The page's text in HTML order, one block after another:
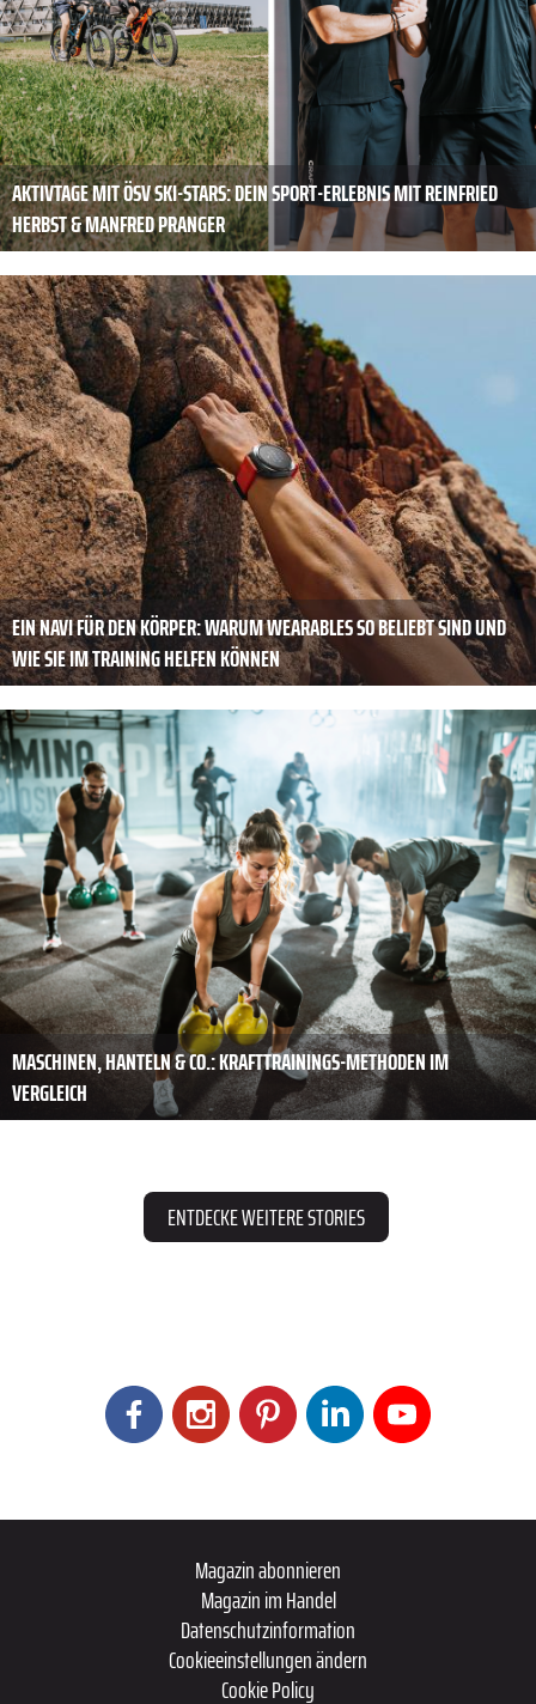
AKTIVTAGE MIT ÖSV SKI-STARS: DEIN SPORT-ERLEBNIS MIT REINFRIED
HERBST & MANFRED PRANGER
EIN NAVI FÜR DEN KÖRPER: WARUM WEARABLES SO BELIEBT SIND UND
WIE SIE IM TRAINING HELFEN KÖNNEN
MASCHINEN, HANTELN & CO.: KRAFTTRAININGS-METHODEN IM
VERGLEICH
ENTDECKE WEITERE STORIES
Magazin abonnieren
Magazin im Handel
Datenschutzinformation
Cookieeinstellungen ändern
Cookie Policy